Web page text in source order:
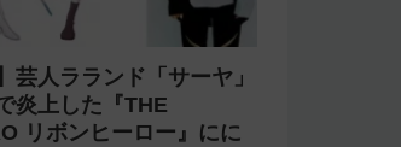
芸人ラランド「サーヤ」
炎上した『THE
リボンヒーロー』にに